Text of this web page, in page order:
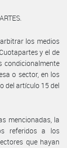
los medios
y el de
condicionalmente
o sector, en los
del artículo 15 del
mencionadas, la
referidos a los
que hayan